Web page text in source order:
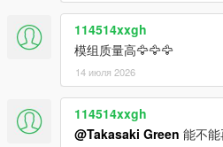
114514xxgh
模组质量高🦅🦅🦅
14 июля 2026
114514xxgh
@Takasaki Green 能不